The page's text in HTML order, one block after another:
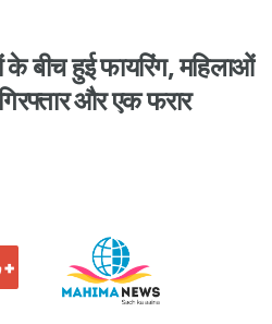
के बीच हुई फायरिंग, महिलाओं
और एक फरार